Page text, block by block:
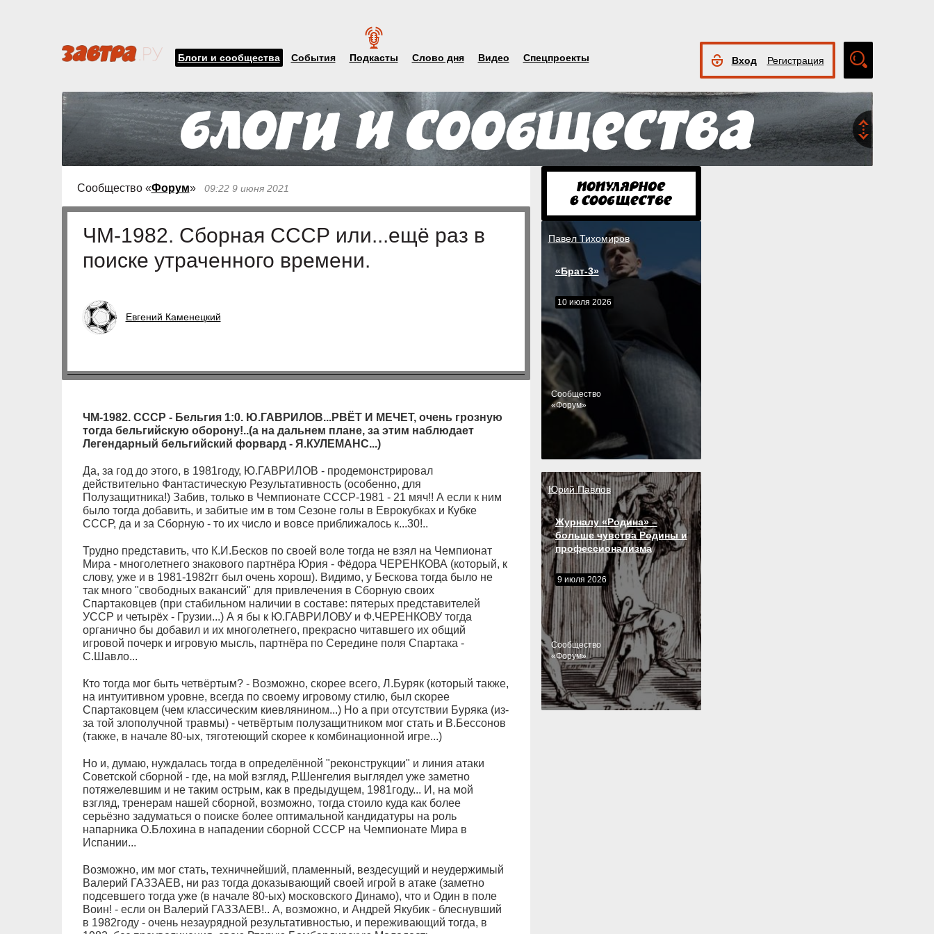
Блоги и сообщества События Подкасты Слово дня Видео Спецпроекты Вход Регистрация
поиск
Сообщество «Форум» 09:22 9 июня 2021
ЧМ-1982. Сборная СССР или...ещё раз в
поиске утраченного времени.
Евгений Каменецкий
ЧМ-1982. СССР - Бельгия 1:0. Ю.ГАВРИЛОВ...РВЁТ И МЕЧЕТ, очень грозную
тогда бельгийскую оборону!..(а на дальнем плане, за этим наблюдает
Легендарный бельгийский форвард - Я.КУЛЕМАНС...)
Да, за год до этого, в 1981году, Ю.ГАВРИЛОВ - продемонстрировал
действительно Фантастическую Результативность (особенно, для
Полузащитника!) Забив, только в Чемпионате СССР-1981 - 21 мяч!! А если к ним
было тогда добавить, и забитые им в том Сезоне голы в Еврокубках и Кубке
СССР, да и за Сборную - то их число и вовсе приближалось к...30!..
Трудно представить, что К.И.Бесков по своей воле тогда не взял на Чемпионат
Мира - многолетнего знакового партнёра Юрия - Фёдора ЧЕРЕНКОВА (который, к
слову, уже и в 1981-1982гг был очень хорош). Видимо, у Бескова тогда было не
так много "свободных вакансий" для привлечения в Сборную своих
Спартаковцев (при стабильном наличии в составе: пятерых представителей
УССР и четырёх - Грузии...) А я бы к Ю.ГАВРИЛОВУ и Ф.ЧЕРЕНКОВУ тогда
органично бы добавил и их многолетнего, прекрасно читавшего их общий
игровой почерк и игровую мысль, партнёра по Середине поля Спартака -
С.Шавло...
Кто тогда мог быть четвёртым? - Возможно, скорее всего, Л.Буряк (который также,
на интуитивном уровне, всегда по своему игровому стилю, был скорее
Спартаковцем (чем классическим киевлянином...) Но а при отсутствии Буряка (из-
за той злополучной травмы) - четвёртым полузащитником мог стать и В.Бессонов
(также, в начале 80-ых, тяготеющий скорее к комбинационной игре...)
Но и, думаю, нуждалась тогда в определённой "реконструкции" и линия атаки
Советской сборной - где, на мой взгляд, Р.Шенгелия выглядел уже заметно
потяжелевшим и не таким острым, как в предыдущем, 1981году... И, на мой
взгляд, тренерам нашей сборной, возможно, тогда стоило куда как более
серьёзно задуматься о поиске более оптимальной кандидатуры на роль
напарника О.Блохина в нападении сборной СССР на Чемпионате Мира в
Испании...
Возможно, им мог стать, техничнейший, пламенный, вездесущий и неудержимый
Валерий ГАЗЗАЕВ, ни раз тогда доказывающий своей игрой в атаке (заметно
подсевшего тогда уже (в начале 80-ых) московского Динамо), что и Один в поле
Воин! - если он Валерий ГАЗЗАЕВ!.. А, возможно, и Андрей Якубик - блеснувший
в 1982году - очень незаурядной результативностью, и переживающий тогда, в
Павел Тихомиров
«Брат-3»
10 июля 2026
Cообщество
«Форум»
Юрий Павлов
Журналу «Родина» –
больше чувства Родины и
профессионализма
9 июля 2026
Cообщество
«Форум»